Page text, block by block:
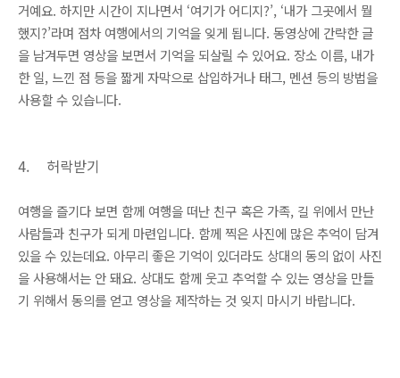
거예요. 하지만 시간이 지나면서 ‘여기가 어디지?’, ‘내가 그곳에서 뭘
했지?’라며 점차 여행에서의 기억을 잊게 됩니다. 동영상에 간략한 글
을 남겨두면 영상을 보면서 기억을 되살릴 수 있어요. 장소 이름, 내가
한 일, 느낀 점 등을 짧게 자막으로 삽입하거나 태그, 멘션 등의 방법을
사용할 수 있습니다.
4. 허락받기
여행을 즐기다 보면 함께 여행을 떠난 친구 혹은 가족, 길 위에서 만난
사람들과 친구가 되게 마련입니다. 함께 찍은 사진에 많은 추억이 담겨
있을 수 있는데요. 아무리 좋은 기억이 있더라도 상대의 동의 없이 사진
을 사용해서는 안 돼요. 상대도 함께 웃고 추억할 수 있는 영상을 만들
기 위해서 동의를 얻고 영상을 제작하는 것 잊지 마시기 바랍니다.